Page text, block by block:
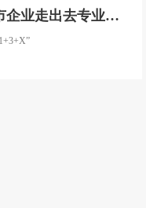
去专业服务联盟成员